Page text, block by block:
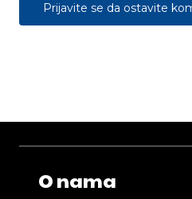
Prijavite se da ostavite
O nama